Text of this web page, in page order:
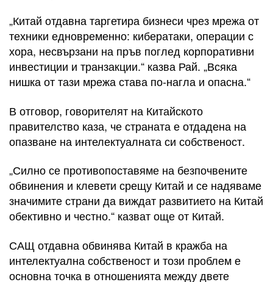
„Китай отдавна таргетира бизнеси чрез мрежа от
техники едновременно: кибератаки, операции с
хора, несвързани на пръв поглед корпоративни
инвестиции и транзакции.“ казва Рай. „Всяка
нишка от тази мрежа става по-нагла и опасна.“
В отговор, говорителят на Китайското
правителство каза, че страната е отдадена на
опазване на интелектуалната си собственост.
„Силно се противопоставяме на безпочвените
обвинения и клевети срещу Китай и се надяваме
значимите страни да виждат развитието на Китай
обективно и честно.“ казват още от Китай.
САЩ отдавна обвинява Китай в кражба на
интелектуална собственост и този проблем е
основна точка в отношенията между двете